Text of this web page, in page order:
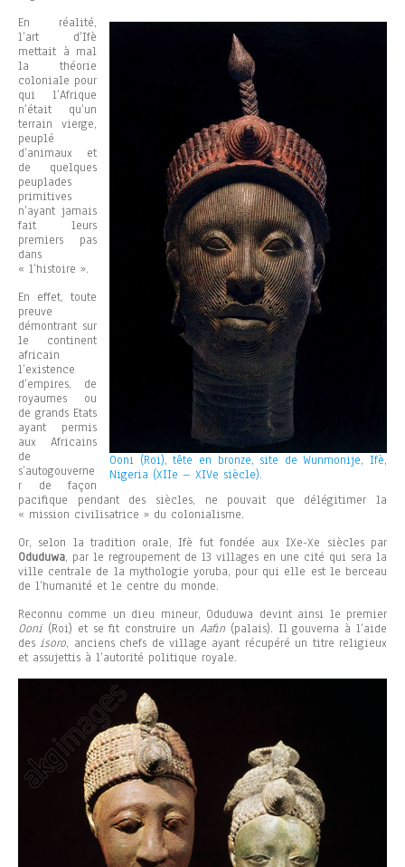
Ooni (Roi), tête en bronze, site de Wunmonije, Ifè,
Nigeria (XIIe – XIVe siècle).
En réalité,
l’art d’Ifè
mettait à mal
la théorie
coloniale pour
qui l’Afrique
n’était qu’un
terrain vierge,
peuplé
d’animaux et
de quelques
peuplades
primitives
n’ayant jamais
fait leurs
premiers pas
dans
« l’histoire ».
En effet, toute
preuve
démontrant sur
le continent
africain
l’existence
d’empires, de
royaumes ou
de grands Etats
ayant permis
aux Africains
de
s’autogouverne
r de façon
pacifique pendant des siècles, ne pouvait que délégitimer la
« mission civilisatrice » du colonialisme.
Or, selon la tradition orale, Ifè fut fondée aux IXe-Xe siècles par
Oduduwa, par le regroupement de 13 villages en une cité qui sera la
ville centrale de la mythologie yoruba, pour qui elle est le berceau
de l’humanité et le centre du monde.
Reconnu comme un dieu mineur, Oduduwa devint ainsi le premier
Ooni (Roi) et se fit construire un Aafin(palais). Il gouverna à l’aide
desisoro, anciens chefs de village ayant récupéré un titre religieux
et assujettis à l’autorité politique royale.